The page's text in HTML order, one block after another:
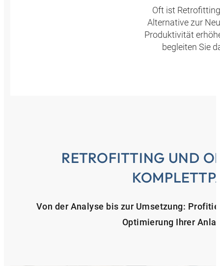
Oft ist
Alternative zur
Produktivität
begleiten Sie
RETROFITTING UND
Von der Analyse bis zur Umsetzung:
Optimierung Ihrer